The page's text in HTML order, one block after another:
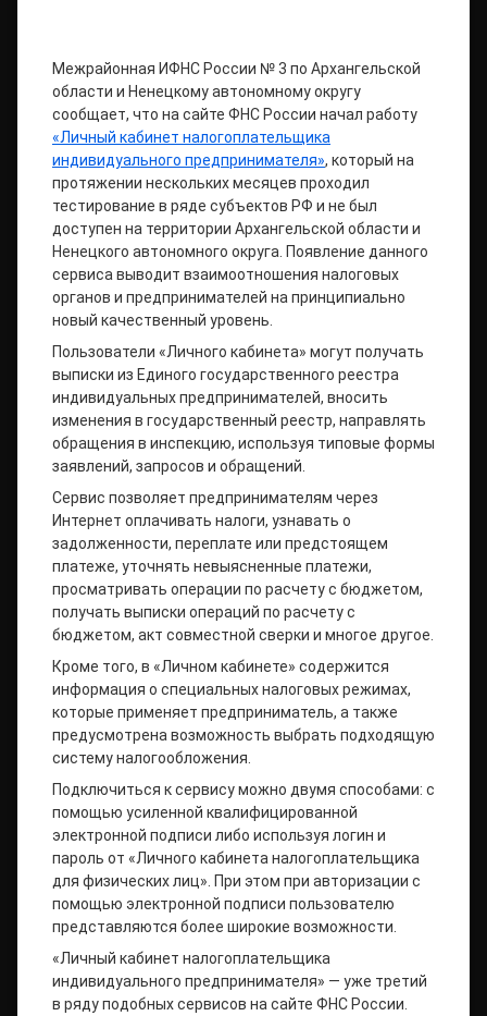
Межрайонная ИФНС России № 3 по Архангельской
области и Ненецкому автономному округу
сообщает, что на сайте ФНС России начал работу
«Личный кабинет налогоплательщика
индивидуального предпринимателя», который на
протяжении нескольких месяцев проходил
тестирование в ряде субъектов РФ и не был
доступен на территории Архангельской области и
Ненецкого автономного округа. Появление данного
сервиса выводит взаимоотношения налоговых
органов и предпринимателей на принципиально
новый качественный уровень.
Пользователи «Личного кабинета» могут получать
выписки из Единого государственного реестра
индивидуальных предпринимателей, вносить
изменения в государственный реестр, направлять
обращения в инспекцию, используя типовые формы
заявлений, запросов и обращений.
Сервис позволяет предпринимателям через
Интернет оплачивать налоги, узнавать о
задолженности, переплате или предстоящем
платеже, уточнять невыясненные платежи,
просматривать операции по расчету с бюджетом,
получать выписки операций по расчету с
бюджетом, акт совместной сверки и многое другое.
Кроме того, в «Личном кабинете» содержится
информация о специальных налоговых режимах,
которые применяет предприниматель, а также
предусмотрена возможность выбрать подходящую
систему налогообложения.
Подключиться к сервису можно двумя способами: с
помощью усиленной квалифицированной
электронной подписи либо используя логин и
пароль от «Личного кабинета налогоплательщика
для физических лиц». При этом при авторизации с
помощью электронной подписи пользователю
представляются более широкие возможности.
«Личный кабинет налогоплательщика
индивидуального предпринимателя» — уже третий
в ряду подобных сервисов на сайте ФНС России.